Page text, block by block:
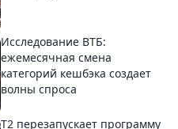
Исследование ВТБ:
ежемесячная смена
категорий кешбэка создает
волны спроса
Т2 перезапускает программу